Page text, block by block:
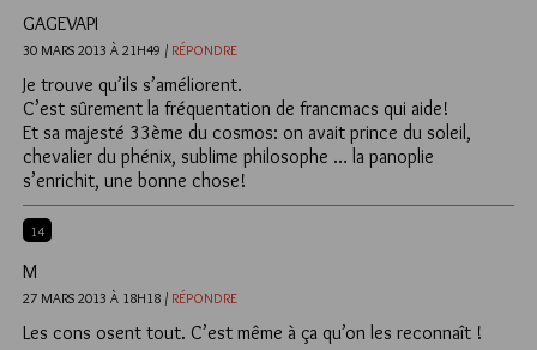
GAGEVAPI
30 MARS 2013 À 21H49 / RÉPONDRE
Je trouve qu’ils s’améliorent.
C’est sûrement la fréquentation de francmacs qui aide!
Et sa majesté 33ème du cosmos: on avait prince du soleil,
chevalier du phénix, sublime philosophe … la panoplie
s’enrichit, une bonne chose!
14
M
27 MARS 2013 À 18H18 / RÉPONDRE
Les cons osent tout. C’est même à ça qu’on les reconnaît !